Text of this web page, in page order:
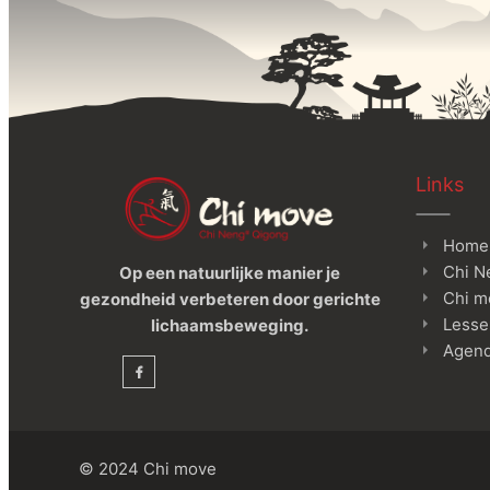
Op een natuurlijke manier je
gezondheid verbeteren door gerichte
lichaamsbeweging.
Links
Home
Chi
Chi
© 2024 Chi move